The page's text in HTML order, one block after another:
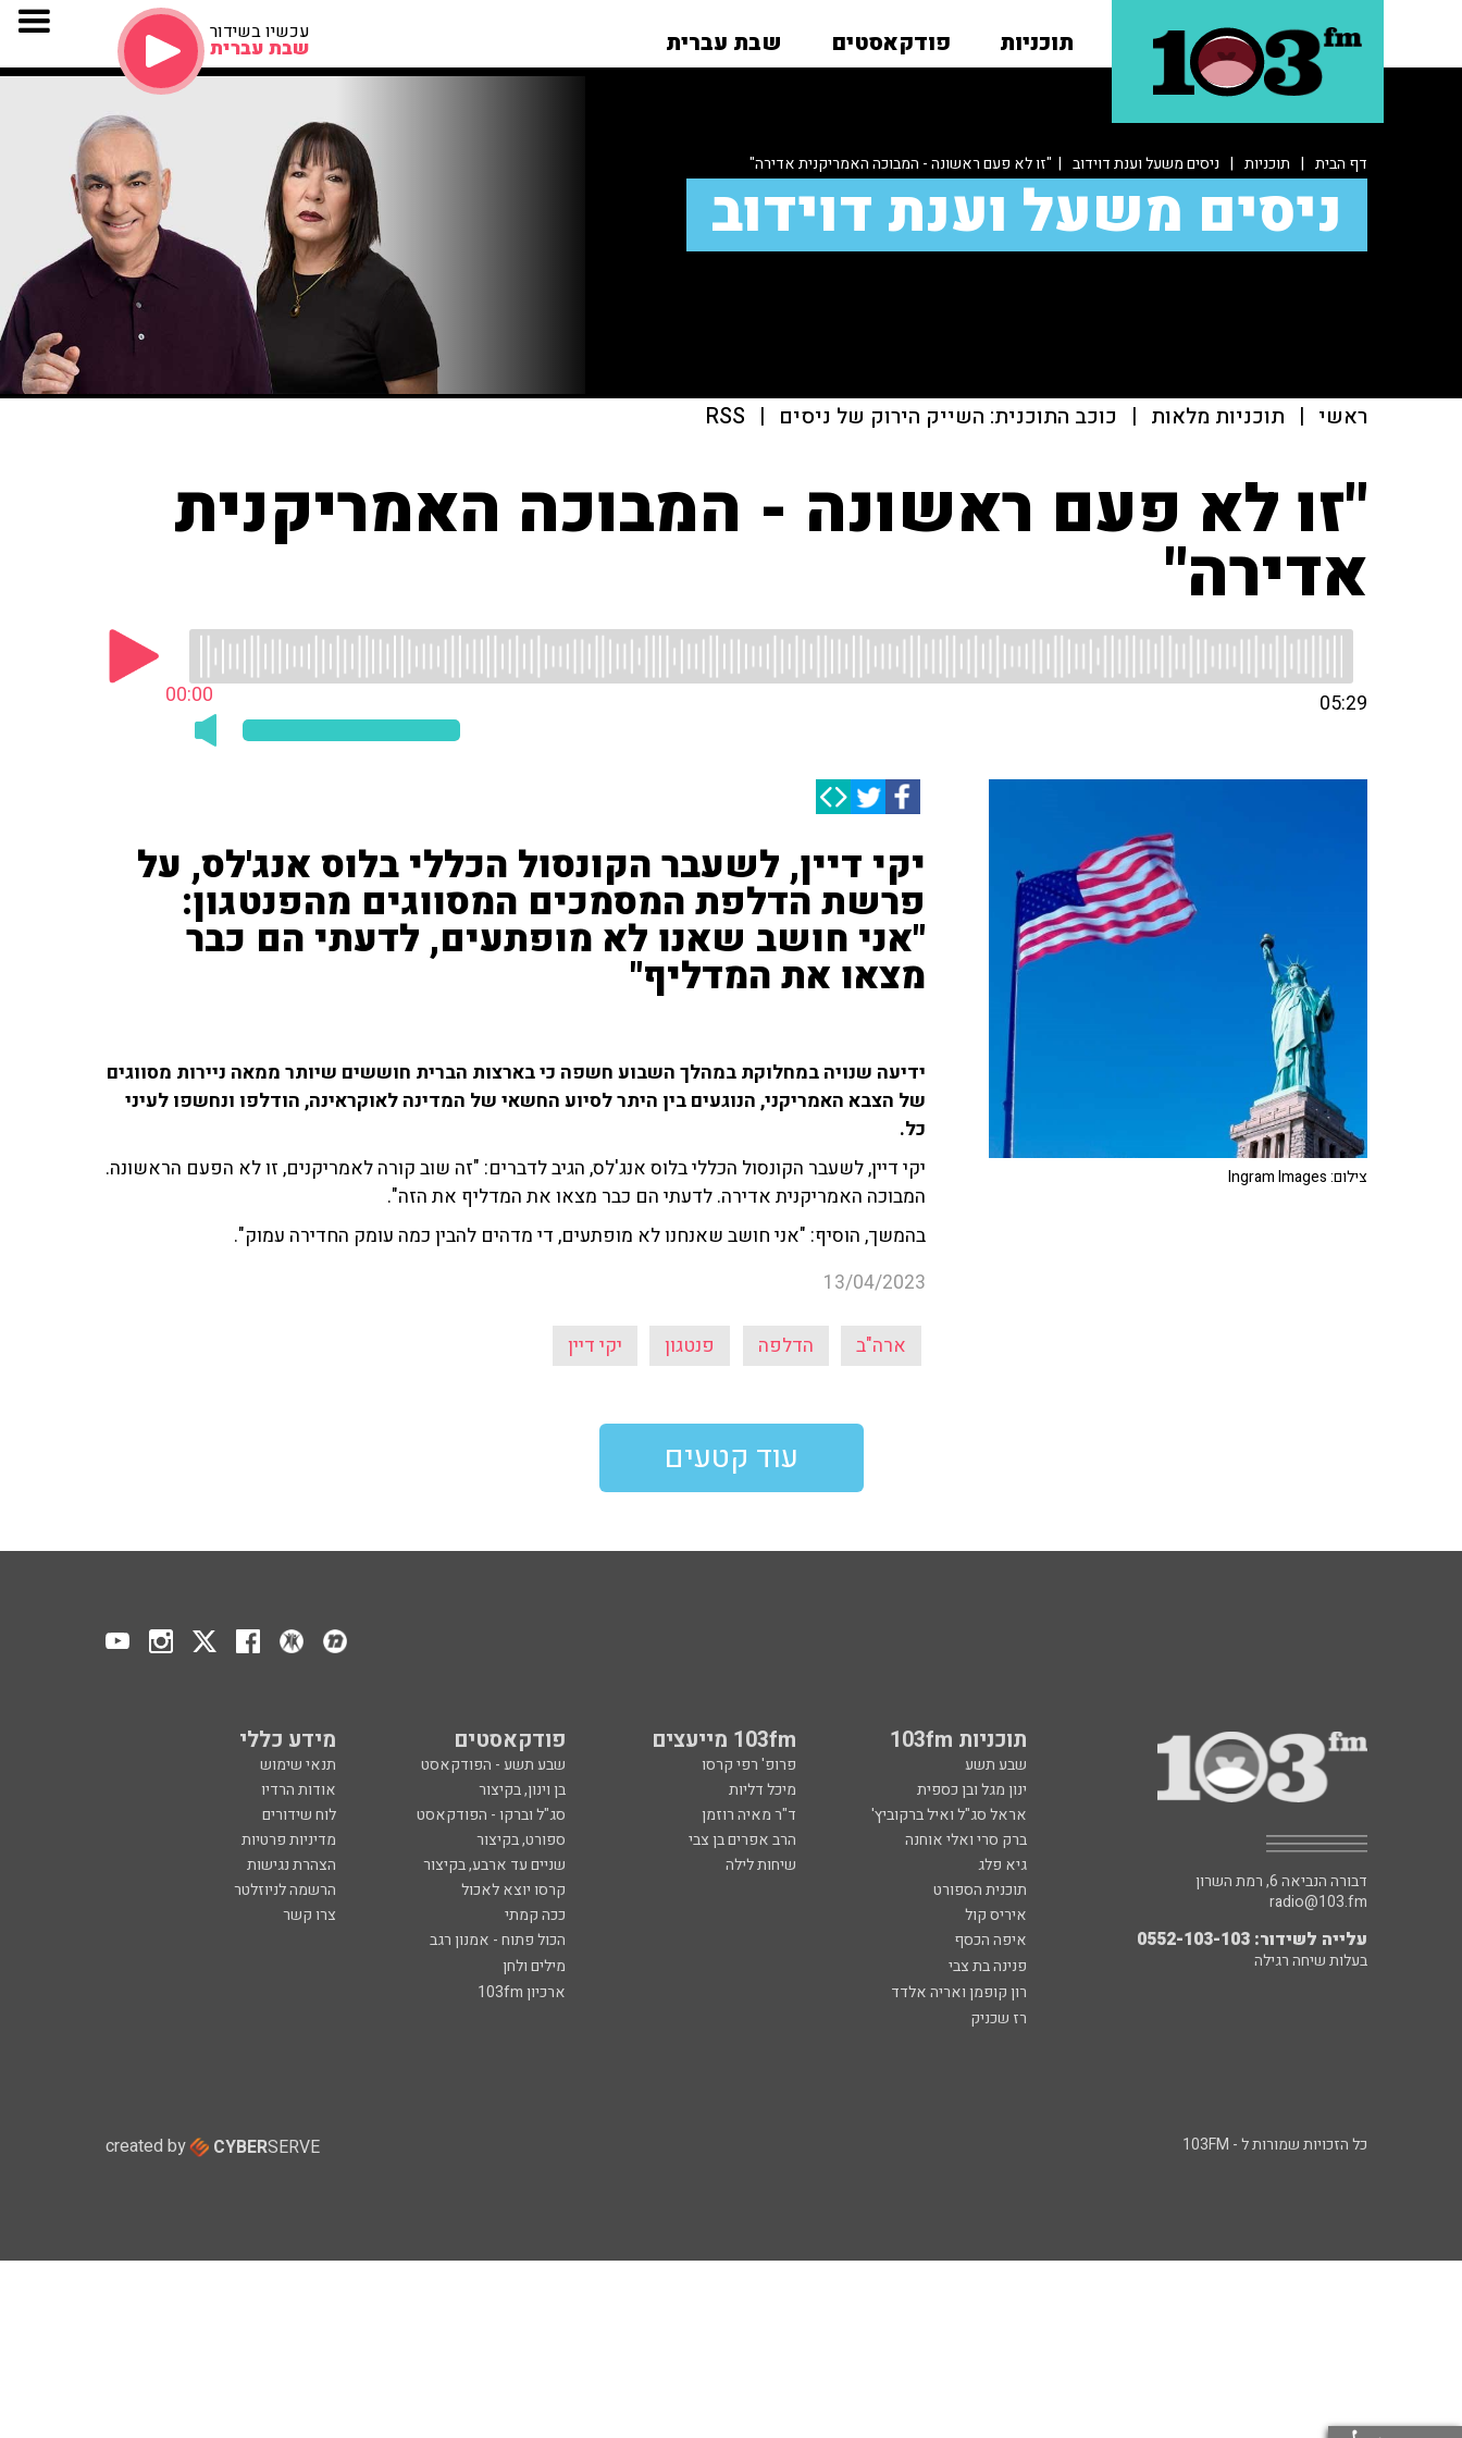
תוכניות פודקאסטים שבת עברית עכשיו בשידור
שבת עברית
דף הבית | תוכניות | ניסים משעל וענת דוידוב | "זו לא פעם ראשונה - המבוכה האמריקנית אדירה"
ניסים משעל וענת דוידוב
ראשי | תוכניות מלאות | כוכב התוכנית: השייק הירוק של ניסים |
RSS
"זו לא פעם ראשונה - המבוכה האמריקנית
אדירה"
00:00 05:29
יקי דיין, לשעבר הקונסול הכללי בלוס אנג'לס, על
פרשת הדלפת המסמכים המסווגים מהפנטגון:
"אני חושב שאנו לא מופתעים, לדעתי הם כבר
מצאו את המדליף"
ידיעה שנויה במחלוקת במהלך השבוע חשפה כי בארצות הברית חוששים שיותר ממאה ניירות מסווגים
של הצבא האמריקני, הנוגעים בין היתר לסיוע החשאי של המדינה לאוקראינה, הודלפו ונחשפו לעיני
כל.
יקי דיין, לשעבר הקונסול הכללי בלוס אנג'לס, הגיב לדברים: "זה שוב קורה לאמריקנים, זו לא הפעם הראשונה.
המבוכה האמריקנית אדירה. לדעתי הם כבר מצאו את המדליף את הזה".
בהמשך, הוסיף: "אני חושב שאנחנו לא מופתעים, די מדהים להבין כמה עומק החדירה עמוק".
13/04/2023
ארה"ב הדלפה פנטגון יקי דיין
צילום: Ingram Images
עוד קטעים
תוכניות 103fm 103fm מייעצים פודקאסטים מידע כללי
שבע תשע פרופ' רפי קרסו שבע תשע - הפודקאסט
תנאי שימוש
ינון מגל ובן כספית
מיכל דליות בן וינון, בקיצור
אודות הרדיו
אראל סג"ל ואיל ברקוביץ'
ד"ר מאיה רוזמן סג"ל וברקו - הפודקאסט
לוח שידורים
ברק סרי ואלי אוחנה
הרב אפרים בן צבי ספורט, בקיצור
מדיניות פרטיות
גיא פלג
שיחות לילה שניים עד ארבע, בקיצור
הצהרת נגישות
תוכנית הספורט
קרסו יוצא לאכול
הרשמה לניוזלטר
איריס קול
ככה קמתי
צרו קשר
איפה הכסף
הכול פתוח - אמנון רגב
פנינה בת צבי
מילים ולחן
רון קופמן ואריה אלדד
ארכיון 103fm
רז שכניק
דבורה הנביאה 6, רמת השרון
radio@103.fm
עלייה לשידור: 0552-103-103
בעלות שיחה רגילה
כל הזכויות שמורות ל - 103FM created by CYBERSERVE